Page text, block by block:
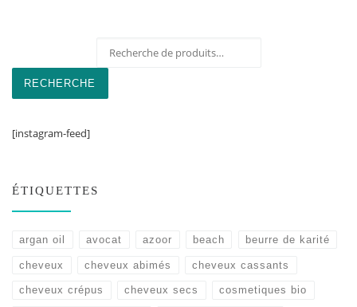
RECHERCHE
[instagram-feed]
ÉTIQUETTES
argan oil avocat azoor beach beurre de karité
cheveux cheveux abimés cheveux cassants
cheveux crépus cheveux secs cosmetiques bio